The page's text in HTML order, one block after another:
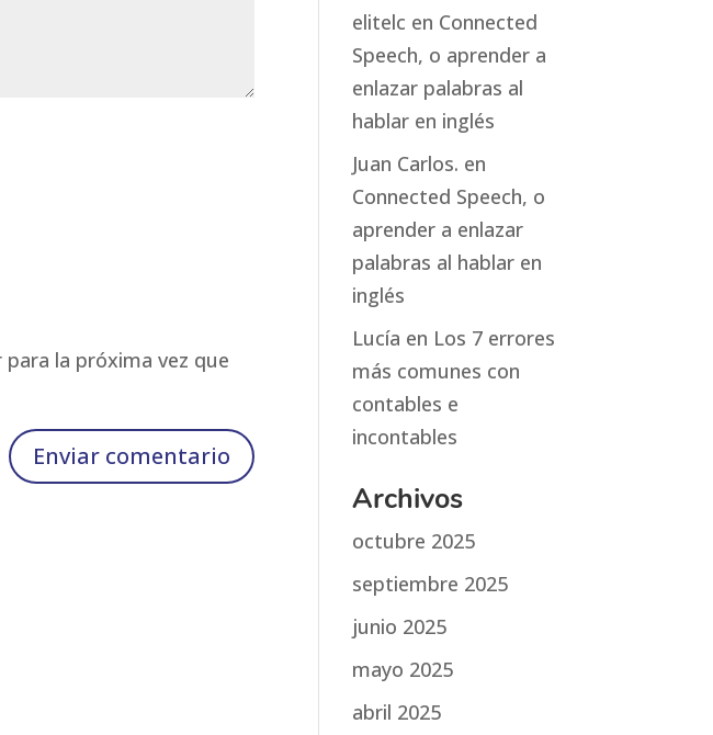
la próxima vez que
elitelc en Connected
Speech, o aprender a
enlazar palabras al
hablar en inglés
Juan Carlos. en
Connected Speech, o
aprender a enlazar
palabras al hablar en
inglés
Lucía en Los 7 errores
más comunes con
contables e
incontables
Archivos
octubre 2025
septiembre 2025
junio 2025
mayo 2025
abril 2025